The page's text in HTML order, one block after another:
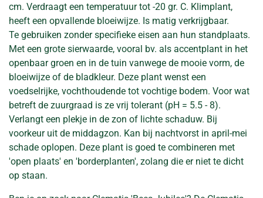
cm. Verdraagt een temperatuur tot -20 gr. C. Klimplant,
heeft een opvallende bloeiwijze. Is matig verkrijgbaar.
Te gebruiken zonder specifieke eisen aan hun standplaats.
Met een grote sierwaarde, vooral bv. als accentplant in het
openbaar groen en in de tuin vanwege de mooie vorm, de
bloeiwijze of de bladkleur. Deze plant wenst een
voedselrijke, vochthoudende tot vochtige bodem. Voor wat
betreft de zuurgraad is ze vrij tolerant (pH = 5.5 - 8).
Verlangt een plekje in de zon of lichte schaduw. Bij
voorkeur uit de middagzon. Kan bij nachtvorst in april-mei
schade oplopen. Deze plant is goed te combineren met
'open plaats' en 'borderplanten', zolang die er niet te dicht
op staan.